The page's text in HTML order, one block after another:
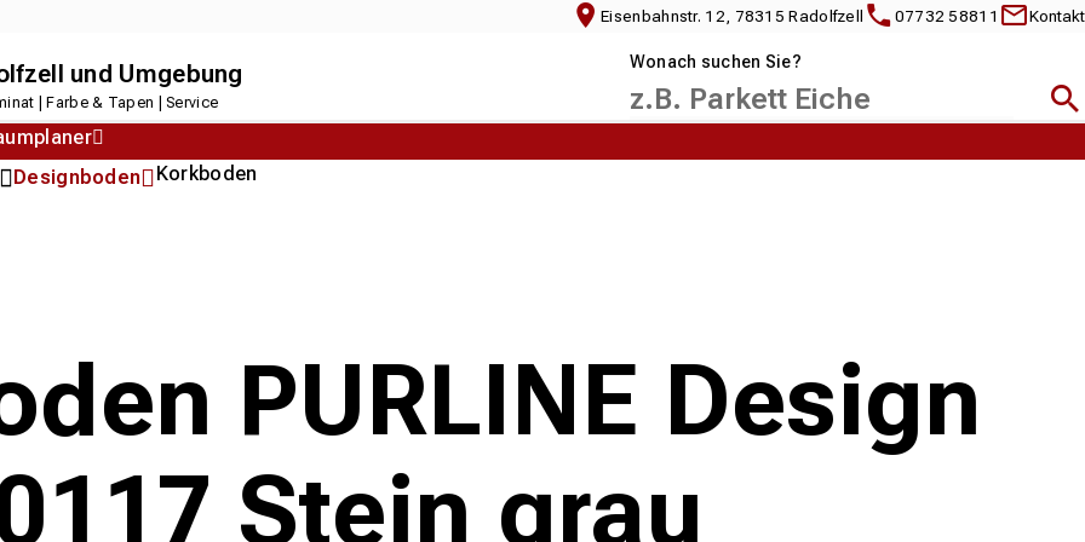
Eisenbahnstr. 12, 78315 Radolfzell 07732 58811 Kontakt
und Umgebung
| Farbe & Tapen | Service
Wonach suchen Sie?
Designboden Korkboden
PURLINE Design
Stein grau